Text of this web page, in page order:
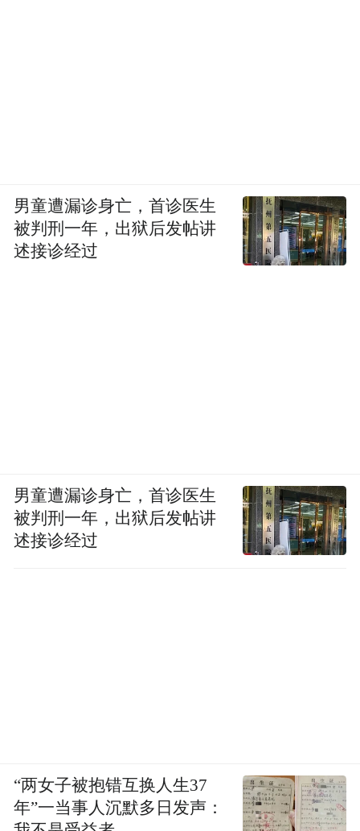
男童遭漏诊身亡，首诊医生
被判刑一年，出狱后发帖讲
述接诊经过
男童遭漏诊身亡，首诊医生
被判刑一年，出狱后发帖讲
述接诊经过
“两女子被抱错互换人生37
年”一当事人沉默多日发声：